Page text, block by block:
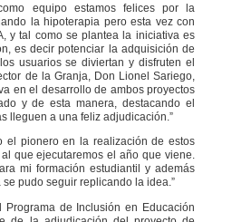
equipo estamos felices por la
la hipoterapia pero esta vez con
y tal como se plantea la iniciativa es
es decir potenciar la adquisición de
usuarios se diviertan y disfruten el
de la Granja, Don Lionel Sariego,
en el desarrollo de ambos proyectos
y de esta manera, destacando el
lleguen a una feliz adjudicación.”
el pionero en la realización de estos
que ejecutaremos el año que viene.
mi formación estudiantil y además
pudo seguir replicando la idea.”
de Inclusión en Educación